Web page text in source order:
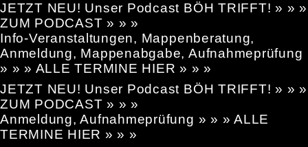
JETZT NEU! Unser Podcast BÖH TRIFFT! » » »
ZUM PODCAST » » »
Info-Veranstaltungen, Mappenberatung,
Anmeldung, Mappenabgabe, Aufnahmeprüfung
» » » ALLE TERMINE HIER » » »
JETZT NEU! Unser Podcast BÖH TRIFFT! » » »
ZUM PODCAST » » »
Anmeldung, Aufnahmeprüfung » » » ALLE
TERMINE HIER » » »